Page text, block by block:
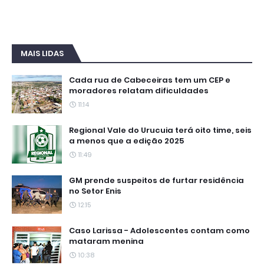
MAIS LIDAS
Cada rua de Cabeceiras tem um CEP e
moradores relatam dificuldades
11:14
Regional Vale do Urucuia terá oito time, seis
a menos que a edição 2025
11:49
GM prende suspeitos de furtar residência
no Setor Enis
12:15
Caso Larissa - Adolescentes contam como
mataram menina
10:38